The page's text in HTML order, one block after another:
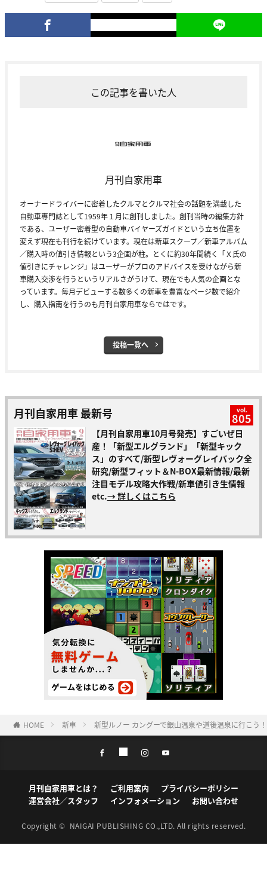
この記事を書いた人
月刊自家用車
オーナードライバーに密着したクルマとクルマ社会の話題を満載した
自動車専門誌として1959年１月に創刊しました。創刊当時の編集方針
である、ユーザー密着型の自動車バイヤーズガイドという立ち位置を
変えず現在も刊行を続けています。現在は新車スクープ／新車アルバム
／購入時の値引き情報という3企画が柱。とくに約30年間続く「Ｘ氏の
値引きにチャレンジ」はユーザーがプロのアドバイスを受けながら新
車購入交渉を行うというリアルさがうけて、現在でも人気の企画とな
っています。毎月デビューする数多くの新車を豊富なページ数で紹介
し、購入指南を行うのも月刊自家用車ならではです。
投稿一覧へ
月刊自家用車 最新号 vol.
805
【月刊自家用車10月号発売】すごいぜ日
産！「新型エルグランド」「新型キック
ス」のすべて/新型レヴォーグレイバック全
研究/新型フィット＆N-BOX最新情報/最新
注目モデル攻略大作戦/新車値引き生情報
etc.→ 詳しくはこちら
HOME 新車 新型ルノー カングーで銀山温泉や道後温泉に行こ
月刊自家用車とは？ ご利用案内
プライバシーポリシー
運営会社／スタッフ
インフォメーション お問い合わせ
Copyright © NAIGAI PUBLISHING CO.,LTD. All rights reserved.